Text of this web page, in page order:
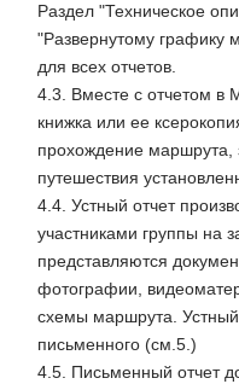
Раздел "Техническое
"Развернутому графику
для всех отчетов.
4.3. Вместе с отчетом в
книжка или ее
прохождение маршрута,
путешествия
4.4. Устный отчет
участниками группы на
представляются
фотографии,
схемы маршрута. Устный
письменного (см.5.)
4.5. Письменный отчет